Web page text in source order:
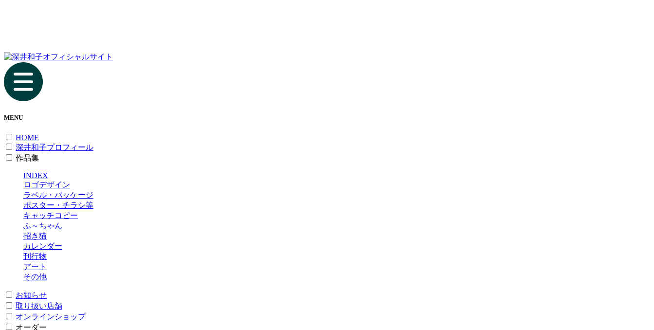
MENU
HOME
深井和子プロフィール
作品集
INDEX
ロゴデザイン
ラベル・パッケージ
ポスター・チラシ等
キャッチコピー
ふ～ちゃん
招き猫
カレンダー
刊行物
アート
その他
お知らせ
取り扱い店舗
オンラインショップ
オーダー